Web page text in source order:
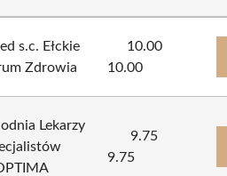
s.c. Ełckie
Zdrowia
10.00
10.00
Lekarzy
9.75
9.75